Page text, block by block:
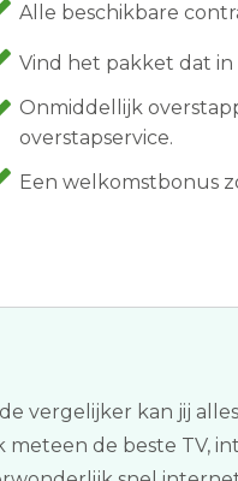
Alle beschikbare
Vind het pakket dat in
Onmiddellijk
overstapservice.
Een welkomstbonus
vergelijker kan jij
de beste TV,